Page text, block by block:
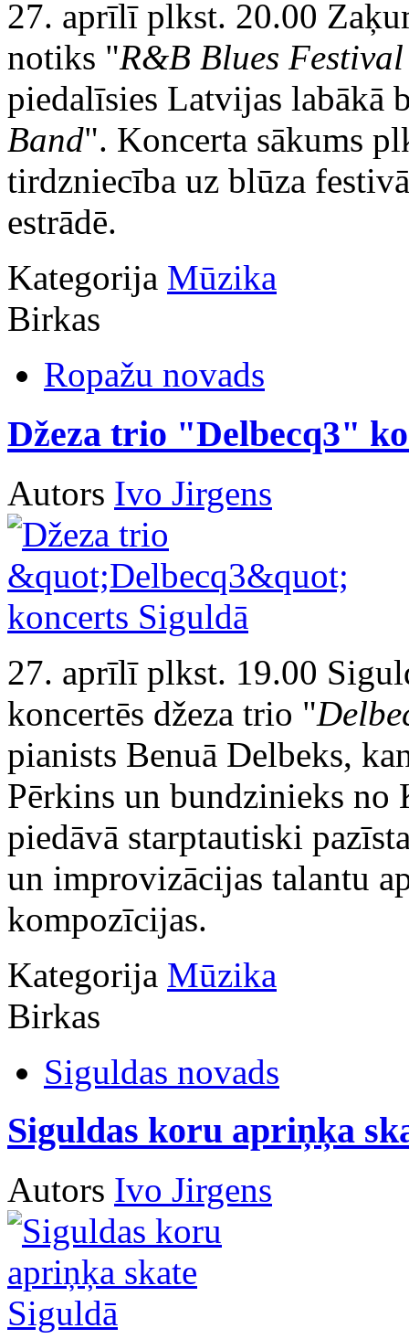
27. aprīlī plkst. 20.00
notiks "R&B Blues
piedalīsies Latvijas labākā
Band". Koncerta sākums
tirdzniecība uz blūza
estrādē.
Kategorija Mūzika
Birkas
Ropažu novads
Džeza trio "Delbecq3"
Autors Ivo Jirgens
27. aprīlī plkst. 19.00
koncertēs džeza trio "
pianists Benuā Delbeks,
Pērkins un bundzinieks
piedāvā starptautiski
un improvizācijas talantu
kompozīcijas.
Kategorija Mūzika
Birkas
Siguldas novads
Siguldas koru apriņķa
Autors Ivo Jirgens